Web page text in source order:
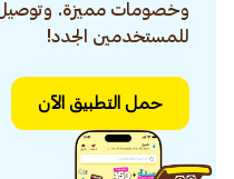
وخصومات مميزة. وتوصيل
للمستخدمين الجدد!
حمل التطبيق الآن